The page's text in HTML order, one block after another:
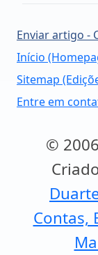
Enviar artigo -
Início
Sitemap
Entre em
©
Contas,